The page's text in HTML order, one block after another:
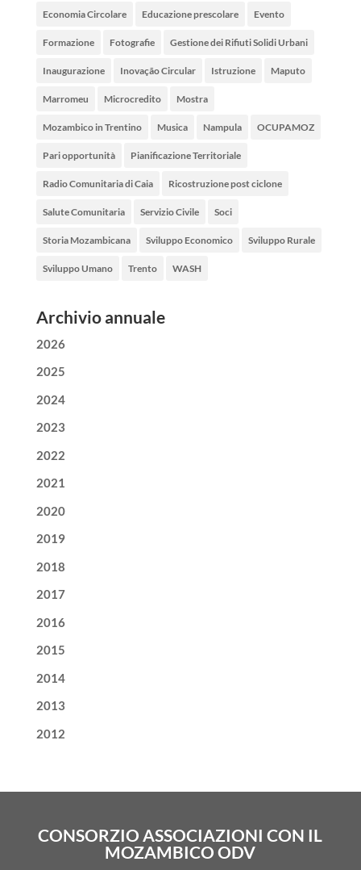
Economia Circolare Educazione prescolare Evento
Formazione Fotografie Gestione dei Rifiuti Solidi Urbani
Inaugurazione Inovação Circular Istruzione Maputo
Marromeu Microcredito Mostra
Mozambico in Trentino Musica Nampula OCUPAMOZ
Pari opportunità Pianificazione Territoriale
Radio Comunitaria di Caia Ricostruzione post ciclone
Salute Comunitaria Servizio Civile Soci
Storia Mozambicana Sviluppo Economico Sviluppo Rurale
Sviluppo Umano Trento WASH
Archivio annuale
2026
2025
2024
2023
2022
2021
2020
2019
2018
2017
2016
2015
2014
2013
2012
CONSORZIO ASSOCIAZIONI CON IL
MOZAMBICO ODV